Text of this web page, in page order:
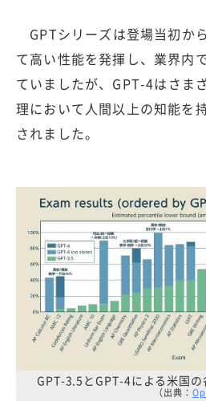
GPTシリーズは登場当初か
て高い性能を発揮し、業界内
ていましたが、GPT-4はさま
理において人間以上の知能を
されました。
GPT-3.5とGPT-4による米国
（出典：